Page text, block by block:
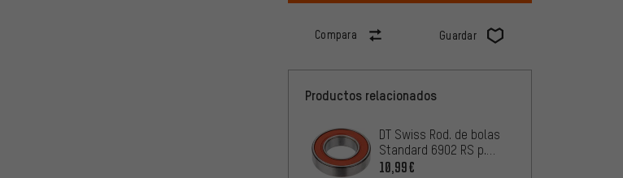
Compara Guardar
Productos relacionados
DT Swiss Rod. de bolas
Standard 6902 RS p.
bujes 240/350/370 /
10,99€